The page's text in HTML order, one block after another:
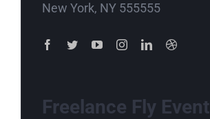
New York, NY 555555
Freelance Fly Event